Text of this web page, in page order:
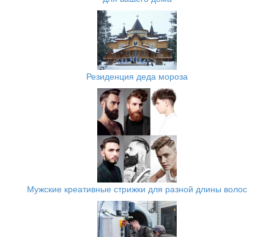
Резиденция деда мороза
Мужские креативные стрижки для разной длины волос